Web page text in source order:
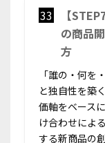
33
【
の商品
方
「誰の・何を
と独自性を築
価軸をベース
け合わせによ
する新商品の